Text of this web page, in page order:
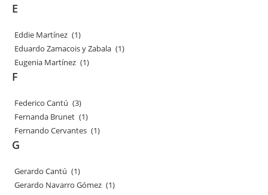
E
Eddie Martínez (1)
Eduardo Zamacois y Zabala (1)
Eugenia Martínez (1)
F
Federico Cantú (3)
Fernanda Brunet (1)
Fernando Cervantes (1)
G
Gerardo Cantú (1)
Gerardo Navarro Gómez (1)